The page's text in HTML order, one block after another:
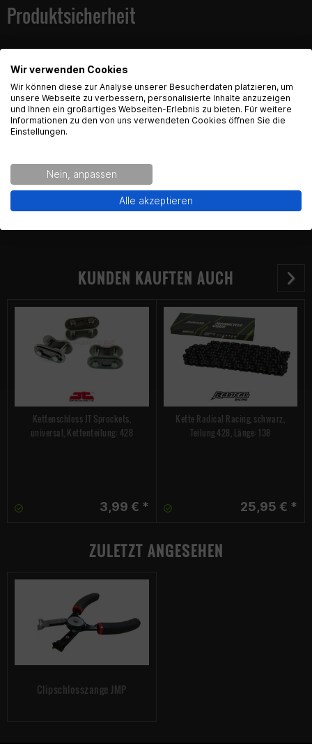
Produktsicherheit
Kontaktinformationen des Herstellers:
Johannes J. Matthies GmbH & Co. KG
Hammerbrookstr. 97
20097 Hamburg
KUNDEN KAUFTEN AUCH
Kettenschloss JT Sprockets,
universal, Kettenteilung: 428
3,99 € *
Kette Radical Racing, schwarz,
Teilung 428, Länge: 138
25,95 € *
ZULETZT ANGESEHEN
Clipschlosszange JMP
English Language recognized
Hey! Our Shop recognized that you are from USA.
Would you like to see the english Version of Radical
No thanks.
Wir verwenden Cookies
Wir können diese zur Analyse unserer Besucherdaten platzieren, um
unsere Webseite zu verbessern, personalisierte Inhalte anzuzeigen
und Ihnen ein großartiges Webseiten-Erlebnis zu bieten. Für weitere
Informationen zu den von uns verwendeten Cookies öffnen Sie die
Einstellungen.
Nein, anpassen
Alle akzeptieren